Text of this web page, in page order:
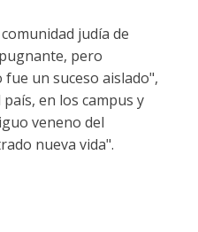
judía de
pero
un suceso aislado",
en los campus y
veneno del
nueva vida".